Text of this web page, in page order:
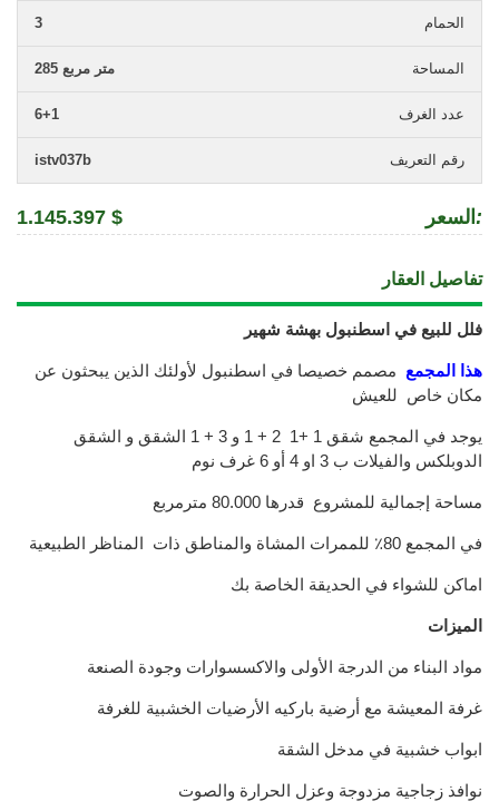
الحمام 3
المساحة 285 متر مربع
عدد الغرف 6+1
رقم التعريف istv037b
السعر :
1.145.397 $
تفاصيل العقار
فلل للبيع في اسطنبول بهشة شهير
هذا المجمع مصمم خصيصا في اسطنبول لأولئك الذين يبحثون عن
مكان خاص للعيش
يوجد في المجمع شقق 1 +1 2 + 1 و 3 + 1 الشقق و الشقق
الدوبلكس والفيلات ب 3 او 4 أو 6 غرف نوم
مساحة إجمالية للمشروع قدرها 80.000 مترمربع
في المجمع 80٪ للممرات المشاة والمناطق ذات المناظر الطبيعية
اماكن للشواء في الحديقة الخاصة بك
الميزات
مواد البناء من الدرجة الأولى والاكسسوارات وجودة الصنعة
غرفة المعيشة مع أرضية باركيه الأرضيات الخشبية للغرفة
ابواب خشبية في مدخل الشقة
نوافذ زجاجية مزدوجة وعزل الحرارة والصوت